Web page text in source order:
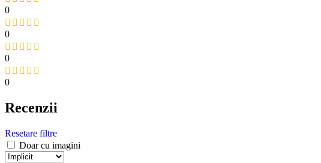
0
0
0
0
Recenzii
Resetare filtre
Doar cu imagini